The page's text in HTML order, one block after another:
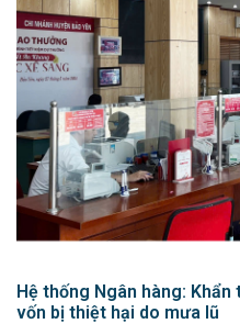
Hệ thống Ngân hàng:
vốn bị thiệt hại do mưa lũ